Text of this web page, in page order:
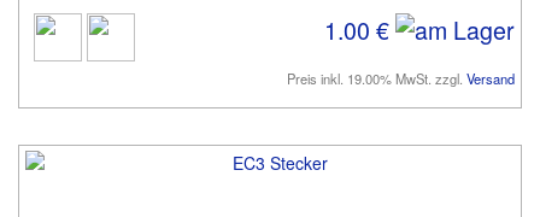
1.00 €
Preis inkl. 19.00% MwSt. zzgl. Versand